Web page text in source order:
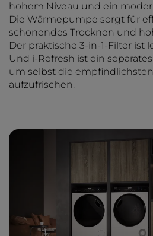
hohem Niveau und ein
Die Wärmepumpe sorgt für
schonendes Trocknen und
Der praktische 3-in-1-Filter ist
Und i-Refresh ist ein
um selbst die
aufzufrischen.